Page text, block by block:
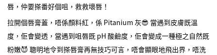
唇，仲要搽番好個咀，救救壞唇！
拉開個唇膏蓋，唔係顏料紅，係 Pitanium 灰😎 當遇到皮膚既溫
度，佢會變透，當遇到咀唇既 pH 酸鹼度，佢會變成一種極之自然既
粉嫩😈 聰明地令到搽唇膏再無技巧可言，唔會顯眼地飛出界，唔洗